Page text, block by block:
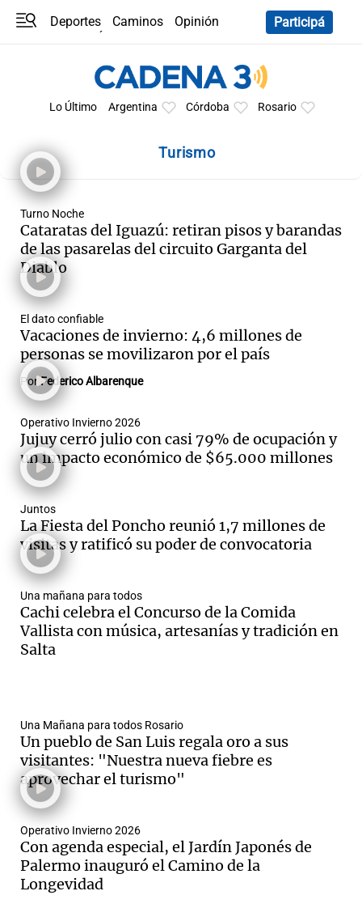
Deportes Caminos
Opinión
Participá
Lo Último Argentina Córdoba Rosario
Turismo
Turno Noche
Cataratas del Iguazú: retiran pisos y barandas
de las pasarelas del circuito Garganta del
Diablo
El dato confiable
Vacaciones de invierno: 4,6 millones de
personas se movilizaron por el país
PorFederico Albarenque
Operativo Invierno 2026
Jujuy cerró julio con casi 79% de ocupación y
un impacto económico de $65.000 millones
Juntos
La Fiesta del Poncho reunió 1,7 millones de
visitas y ratificó su poder de convocatoria
Una mañana para todos
Cachi celebra el Concurso de la Comida
Vallista con música, artesanías y tradición en
Salta
Una Mañana para todos Rosario
Un pueblo de San Luis regala oro a sus
visitantes: "Nuestra nueva fiebre es
aprovechar el turismo"
Operativo Invierno 2026
Con agenda especial, el Jardín Japonés de
Palermo inauguró el Camino de la
Longevidad
Mundial 2026
Cadena 3